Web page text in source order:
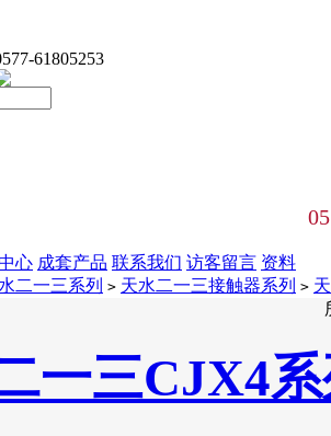
61805253
心 成套产品 联系我们 访客留言 资料
二一三系列 > 天水二一三接触器系列 >
一三CJX4